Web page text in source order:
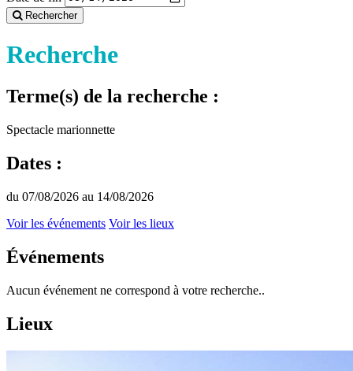
Rechercher
Recherche
Terme(s) de la recherche :
Spectacle marionnette
Dates :
du 07/08/2026 au 14/08/2026
Voir les événements Voir les lieux
Événements
Aucun événement ne correspond à votre recherche..
Lieux